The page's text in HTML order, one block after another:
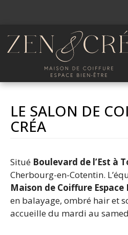
LE SALON DE
CRÉA
Situé Boulevard de l’Est à
Cherbourg-en-Cotentin.
Maison de Coiffure Espace
en balayage, ombré hair et
accueille du mardi au